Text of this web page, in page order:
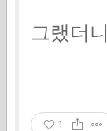
그랬더
1